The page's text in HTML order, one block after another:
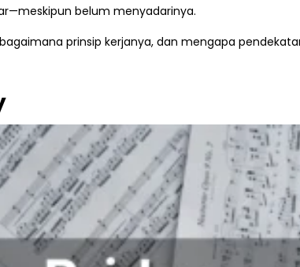
belum menyadarinya.
prinsip kerjanya, dan mengapa